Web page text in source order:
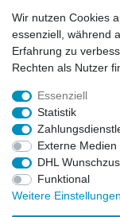
© Copyright 2026 |
Handelsgesellschaft
Alle Markennamen,
und Beschreibungen
Eigentümer und
Preise nur für
€
Wir nutzen Cookies
essenziell, während
Erfahrung zu
Rechten als Nutzer
Essenziell
Statistik
Externe Medien
DHL
Funktional
Weitere Einstellungen